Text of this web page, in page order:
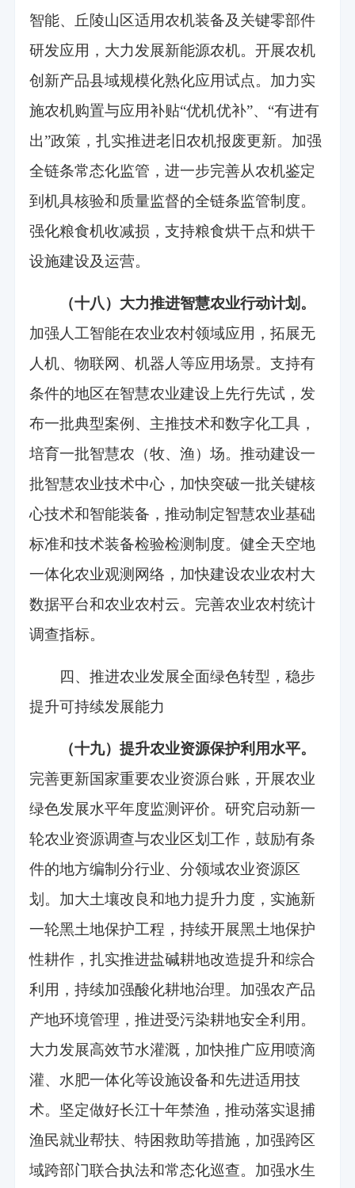
智能、丘陵山区适用农机装备及关键零部件
研发应用，大力发展新能源农机。开展农机
创新产品县域规模化熟化应用试点。加力实
施农机购置与应用补贴“优机优补”、“有进有
出”政策，扎实推进老旧农机报废更新。加强
全链条常态化监管，进一步完善从农机鉴定
到机具核验和质量监督的全链条监管制度。
强化粮食机收减损，支持粮食烘干点和烘干
设施建设及运营。
（十八）大力推进智慧农业行动计划。
加强人工智能在农业农村领域应用，拓展无
人机、物联网、机器人等应用场景。支持有
条件的地区在智慧农业建设上先行先试，发
布一批典型案例、主推技术和数字化工具，
培育一批智慧农（牧、渔）场。推动建设一
批智慧农业技术中心，加快突破一批关键核
心技术和智能装备，推动制定智慧农业基础
标准和技术装备检验检测制度。健全天空地
一体化农业观测网络，加快建设农业农村大
数据平台和农业农村云。完善农业农村统计
调查指标。
四、推进农业发展全面绿色转型，稳步
提升可持续发展能力
（十九）提升农业资源保护利用水平。
完善更新国家重要农业资源台账，开展农业
绿色发展水平年度监测评价。研究启动新一
轮农业资源调查与农业区划工作，鼓励有条
件的地方编制分行业、分领域农业资源区
划。加大土壤改良和地力提升力度，实施新
一轮黑土地保护工程，持续开展黑土地保护
性耕作，扎实推进盐碱耕地改造提升和综合
利用，持续加强酸化耕地治理。加强农产品
产地环境管理，推进受污染耕地安全利用。
大力发展高效节水灌溉，加快推广应用喷滴
灌、水肥一体化等设施设备和先进适用技
术。坚定做好长江十年禁渔，推动落实退捕
渔民就业帮扶、特困救助等措施，加强跨区
域跨部门联合执法和常态化巡查。加强水生